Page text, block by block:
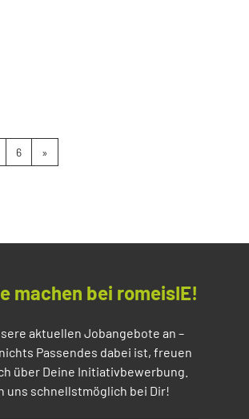
6 »
machen bei romeisIE!
aktuellen Jobangebote an –
Passendes dabei ist, freuen
über Deine Initiativbewerbung.
uns schnellstmöglich bei Dir!